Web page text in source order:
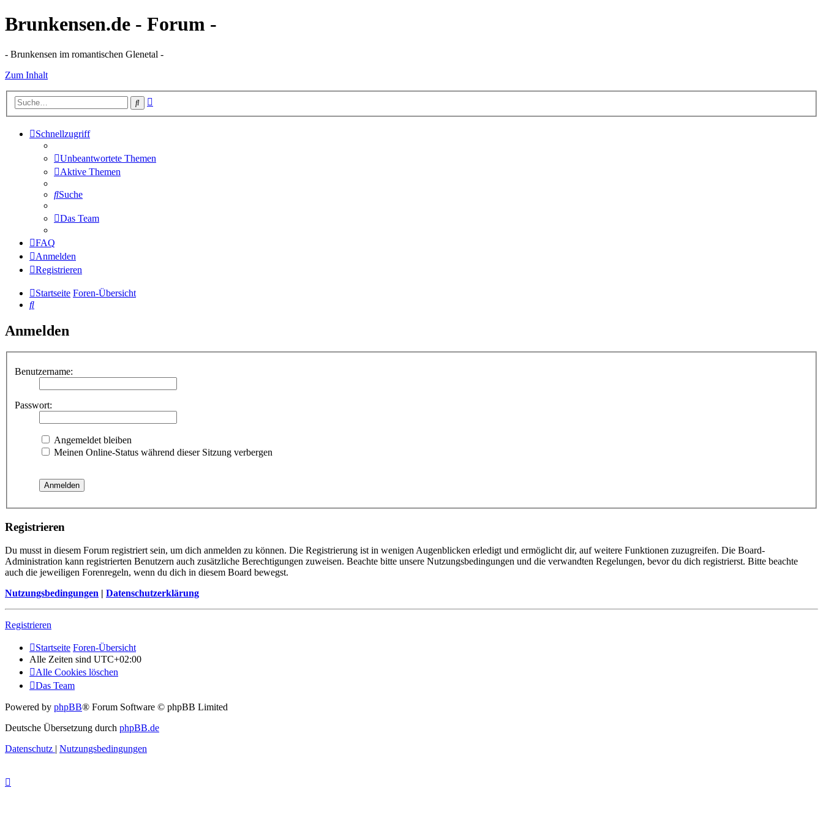
Brunkensen.de - Forum -
- Brunkensen im romantischen Glenetal -
Zum Inhalt
Suche
Schnellzugriff
Unbeantwortete Themen
Aktive Themen
Suche
Das Team
FAQ
Anmelden
Registrieren
Startseite Foren-Übersicht
Suche
Anmelden
Benutzername:
Passwort:
Angemeldet bleiben
Meinen Online-Status während dieser Sitzung verbergen
Registrieren
Du musst in diesem Forum registriert sein, um dich anmelden zu können. Die Registrierung ist in wenigen Augenblicken erledigt und ermöglicht dir, auf weitere Funktionen zuzugreifen. Die Board-
Administration kann registrierten Benutzern auch zusätzliche Berechtigungen zuweisen. Beachte bitte unsere Nutzungsbedingungen und die verwandten Regelungen, bevor du dich registrierst. Bitte beachte
auch die jeweiligen Forenregeln, wenn du dich in diesem Board bewegst.
Nutzungsbedingungen | Datenschutzerklärung
Registrieren
Startseite Foren-Übersicht
Alle Zeiten sind UTC+02:00
Alle Cookies löschen
Das Team
Powered by phpBB® Forum Software © phpBB Limited
Deutsche Übersetzung durch phpBB.de
Datenschutz | Nutzungsbedingungen